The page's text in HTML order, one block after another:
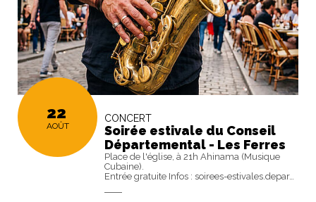
22
AOÛT
CONCERT
Soirée estivale du Conseil
Départemental - Les Ferres
Place de l'église, à 21h Ahinama (Musique
Cubaine).
Entrée gratuite Infos : soirees-estivales.depar…